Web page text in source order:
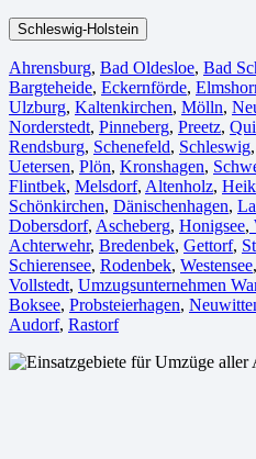
Schleswig-Holstein
Ahrensburg, Bad Oldesloe, Bad
Bargteheide, Eckernförde,
Ulzburg, Kaltenkirchen, Mölln,
Norderstedt, Pinneberg, Preetz,
Rendsburg, Schenefeld, Schleswig,
Uetersen, Plön, Kronshagen,
Flintbek, Melsdorf, Altenholz,
Schönkirchen, Dänischenhagen,
Dobersdorf, Ascheberg, Honigsee,
Achterwehr, Bredenbek, Gettorf,
Schierensee, Rodenbek, Westensee,
Vollstedt, Umzugsunternehmen
Boksee, Probsteierhagen,
Audorf, Rastorf